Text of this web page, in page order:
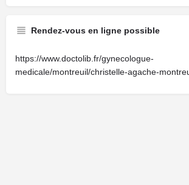
Rendez-vous en ligne possible
https://www.doctolib.fr/gynecologue-
medicale/montreuil/christelle-agache-